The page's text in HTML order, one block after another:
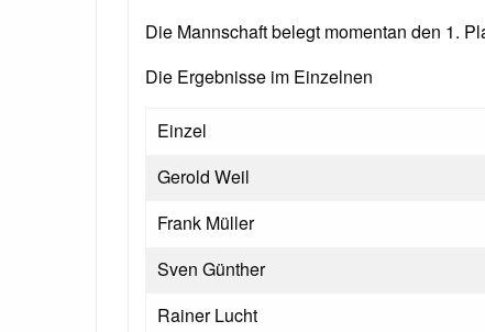
Die Mannschaft belegt momentan den 1.
Die Ergebnisse im Einzelnen
Einzel
Gerold Weil
Frank Müller
Sven Günther
Rainer Lucht